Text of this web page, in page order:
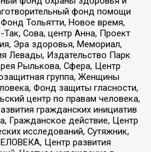
фонд помощи
Тольятти, Новое время,
Так, Сова, центр Анна, Проект
Эра здоровья, Мемориал,
Левады, Издательство Парк
Рылькова, Сфера, Центр
группа, Женщины
Фонд защиты гласности,
центр по правам человека,
гражданских инициатив
Гражданское действие, Центр
исследований, Сутяжник,
Центр развития